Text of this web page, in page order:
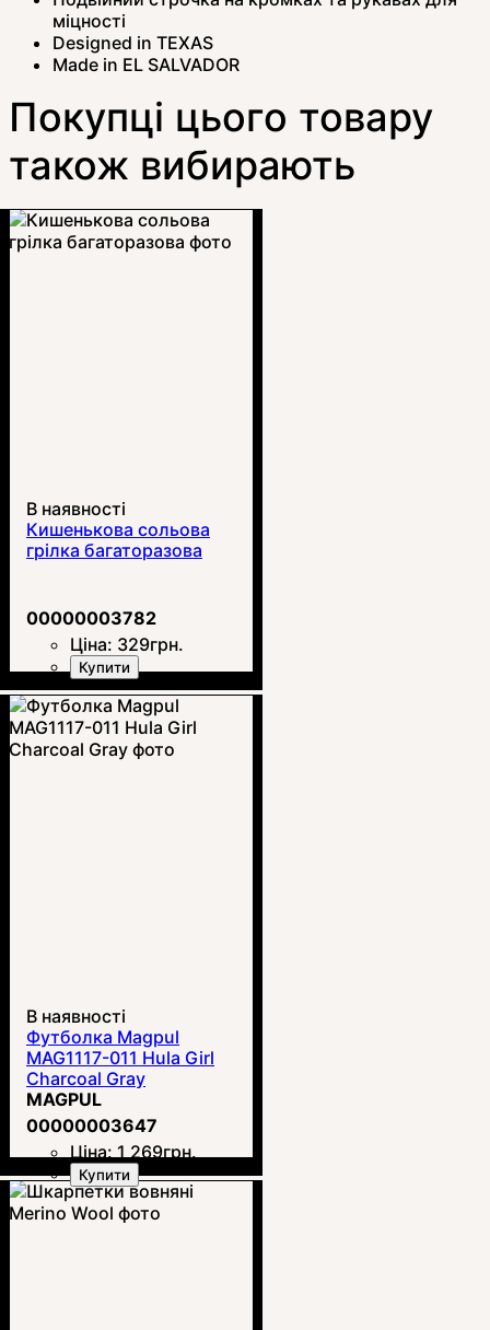
міцності
Designed in TEXAS
Made in EL SALVADOR
Покупці цього товару
також вибирають
В наявності
Кишенькова сольова
грілка багаторазова
00000003782
Ціна: 329грн.
Купити
В наявності
Футболка Magpul
MAG1117-011 Hula Girl
Charcoal Gray
MAGPUL
00000003647
Ціна: 1 269грн.
Купити